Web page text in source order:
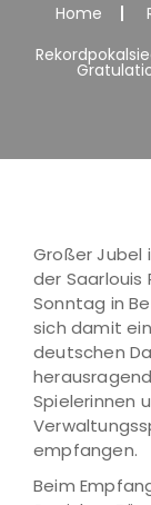
Home
Großer Jubel
der Saarlouis
Sonntag in
sich damit
deutschen
Spielerinnen
empfangen.
Beim